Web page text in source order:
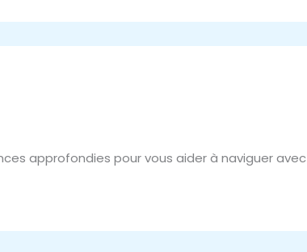
approfondies pour vous aider à naviguer avec